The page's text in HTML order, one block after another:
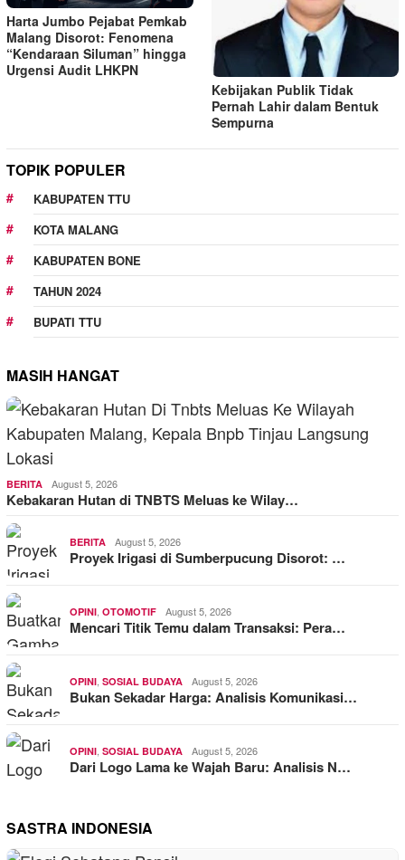
Harta Jumbo Pejabat Pemkab
Malang Disorot: Fenomena
“Kendaraan Siluman” hingga
Urgensi Audit LHKPN
Kebijakan Publik Tidak
Pernah Lahir dalam Bentuk
Sempurna
TOPIK POPULER
KABUPATEN TTU
KOTA MALANG
KABUPATEN BONE
TAHUN 2024
BUPATI TTU
MASIH HANGAT
BERITA August 5, 2026
Kebakaran Hutan di TNBTS Meluas ke Wilay…
BERITA August 5, 2026
Proyek Irigasi di Sumberpucung Disorot: …
OPINI, OTOMOTIF August 5, 2026
Mencari Titik Temu dalam Transaksi: Pera…
OPINI, SOSIAL BUDAYA August 5, 2026
Bukan Sekadar Harga: Analisis Komunikasi…
OPINI, SOSIAL BUDAYA August 5, 2026
Dari Logo Lama ke Wajah Baru: Analisis N…
SASTRA INDONESIA